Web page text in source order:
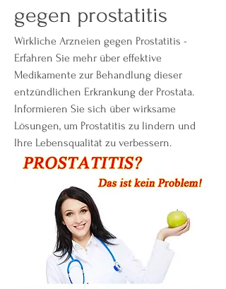
gegen prostatitis
Wirkliche Arzneien gegen Prostatitis -
Erfahren Sie mehr über effektive
Medikamente zur Behandlung dieser
entzündlichen Erkrankung der Prostata.
Informieren Sie sich über wirksame
Lösungen, um Prostatitis zu lindern und
Ihre Lebensqualität zu verbessern.